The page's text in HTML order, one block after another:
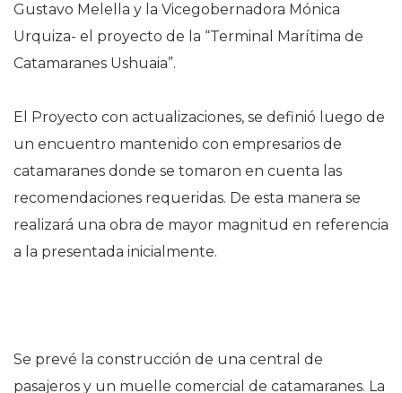
Gustavo Melella y la Vicegobernadora Mónica
Urquiza- el proyecto de la “Terminal Marítima de
Catamaranes Ushuaia”.
El Proyecto con actualizaciones, se definió luego de
un encuentro mantenido con empresarios de
catamaranes donde se tomaron en cuenta las
recomendaciones requeridas. De esta manera se
realizará una obra de mayor magnitud en referencia
a la presentada inicialmente.
Se prevé la construcción de una central de
pasajeros y un muelle comercial de catamaranes. La